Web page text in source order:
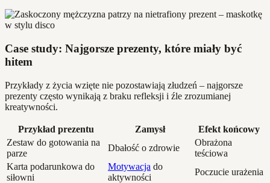
Case study: Najgorsze prezenty, które miały być
hitem
Przykłady z życia wzięte nie pozostawiają złudzeń – najgorsze
prezenty często wynikają z braku refleksji i źle zrozumianej
kreatywności.
Przykład prezentu Zamysł
Efekt końcowy
Zestaw do gotowania na
parze
Dbałość o zdrowie
Obrażona
teściowa
Karta podarunkowa do
siłowni
Motywacja do
aktywności
Poczucie urażenia